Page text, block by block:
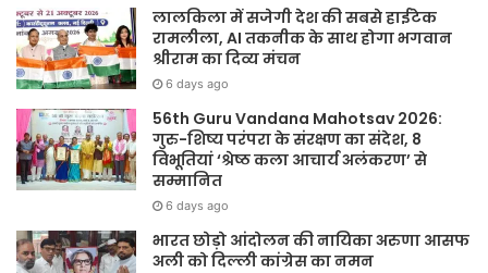
लालकिला में सजेगी देश की सबसे हाईटेक
रामलीला, AI तकनीक के साथ होगा भगवान
श्रीराम का दिव्य मंचन
6 days ago
56th Guru Vandana Mahotsav 2026:
गुरु-शिष्य परंपरा के संरक्षण का संदेश, 8
विभूतियां ‘श्रेष्ठ कला आचार्य अलंकरण’ से
सम्मानित
6 days ago
भारत छोड़ो आंदोलन की नायिका अरुणा आसफ
अली को दिल्ली कांग्रेस का नमन